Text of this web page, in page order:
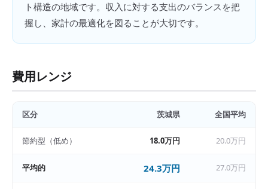
ト構造の地域です。収入に対する支出のバランスを把
握し、家計の最適化を図ることが大切です。
費用レンジ
区分 茨城県 全国平均
節約型（低め） 18.0万円 20.0万円
平均的 24.3万円 27.0万円